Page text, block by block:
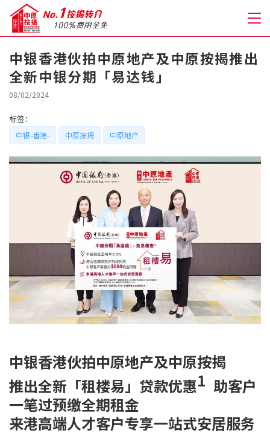
关于我们
人才房贷・开户优惠
免费房贷转介服务
免费开户转介服务
新盘优越按揭优惠
中原按揭标签优惠
按揭工具
按揭计算
转按计算
中银香港伙拍中原地产及中原按揭推出
全新中银分期「易达钱」
08/02/2024
标签：
中银-香港- 中原按揭 中原地产
中银香港伙拍中原地产及中原按揭
推出全新「租楼易」贷款优惠1 助客户
一笔过预缴全期租金
来港高端人才客户专享一站式安居服务